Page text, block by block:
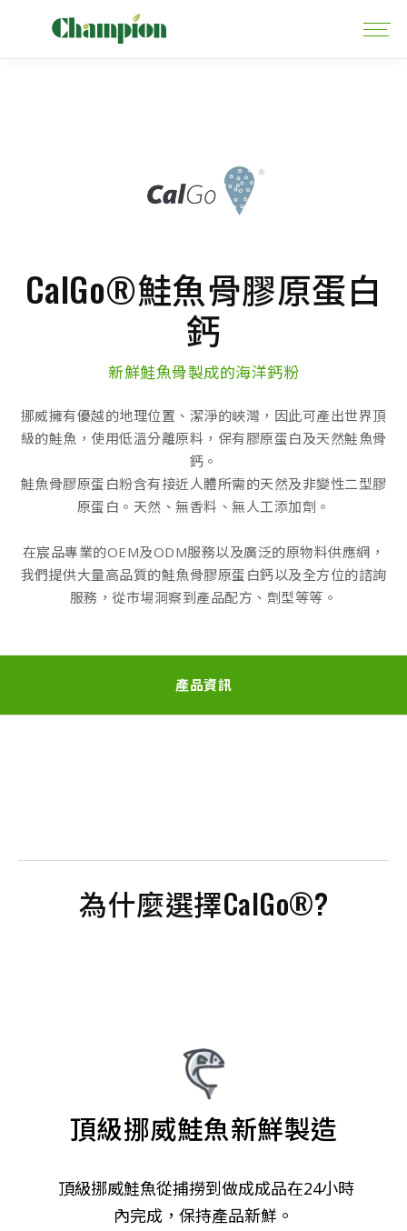
CalGo®鮭魚骨膠原蛋白
鈣
新鮮鮭魚骨製成的海洋鈣粉
挪威擁有優越的地理位置、潔淨的峽灣，因此可產出世界頂
級的鮭魚，使用低溫分離原料，保有膠原蛋白及天然鮭魚骨
鈣。
鮭魚骨膠原蛋白粉含有接近人體所需的天然及非變性二型膠
原蛋白。天然、無香料、無人工添加劑。
在宸品專業的OEM及ODM服務以及廣泛的原物料供應網，
我們提供大量高品質的鮭魚骨膠原蛋白鈣以及全方位的諮詢
服務，從市場洞察到產品配方、劑型等等。
產品資訊
為什麼選擇CalGo®?
頂級挪威鮭魚新鮮製造
頂級挪威鮭魚從捕撈到做成成品在24小時
內完成，保持產品新鮮。